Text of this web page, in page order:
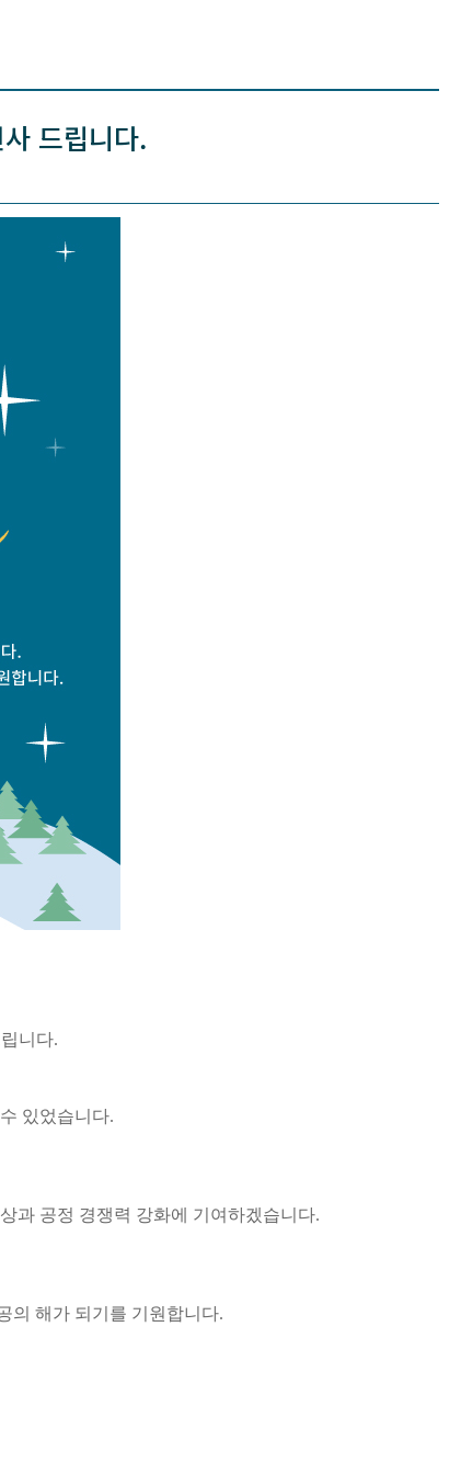
드립니다.
니다.
있었습니다.
과 공정 경쟁력 강화에 기여하겠습니다.
의 해가 되기를 기원합니다.